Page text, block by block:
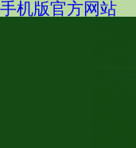
机版官方网站